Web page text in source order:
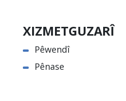
XIZMETGUZARÎ
Pêwendî
Pênase